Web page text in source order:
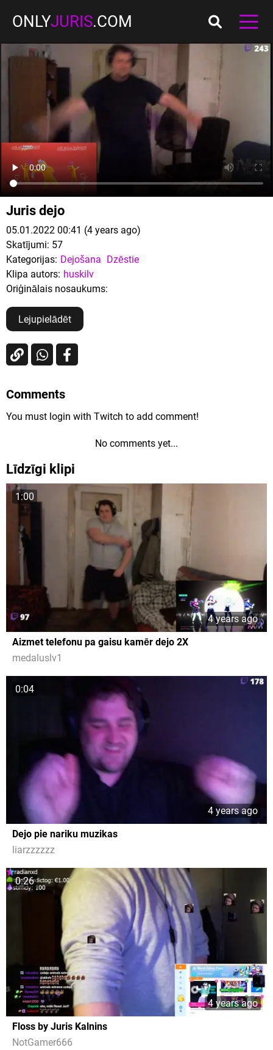
ONLYJURIS.COM
Juris dejo
05.01.2022 00:41 (4 years ago)
Skatījumi: 57
Kategorijas: Dejošana Dzēstie
Klipa autors: huskilv
Oriģinālais nosaukums:
Lejupielādēt
Comments
You must login with Twitch to add comment!
No comments yet...
Līdzīgi klipi
1:00
4 years ago
Aizmet telefonu pa gaisu kamēr dejo 2X
medaluslv1
0:04
4 years ago
Dejo pie nariku muzikas
liarzzzzzz
0:26
4 years ago
Floss by Juris Kalnins
NotGamer666